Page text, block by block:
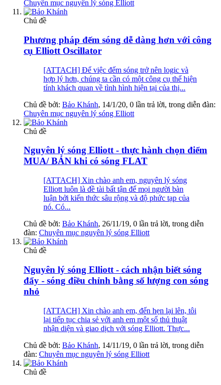
Chuyên mục nguyên lý sóng Elliott
Chủ đề
Phương pháp đếm sóng dễ dàng hơn với công
cụ Elliott Oscillator
[ATTACH] Để việc đếm sóng trở nên logic và
hợp lý hơn, chúng ta cần có một công cụ thể hiện
tính khách quan về tình hình hiện tại của thị...
Chủ đề bởi: Bảo Khánh, 14/1/20, 0 lần trả lời, trong diễn đàn:
Chuyên mục nguyên lý sóng Elliott
Chủ đề
Nguyên lý sóng Elliott - thực hành chọn điểm
MUA/ BÁN khi có sóng FLAT
[ATTACH] Xin chào anh em, nguyên lý sóng
Elliott luôn là đề tài bất tận để mọi người bàn
luận bởi kiến thức sâu rộng và độ phức tạp của
nó. Có...
Chủ đề bởi: Bảo Khánh, 26/11/19, 0 lần trả lời, trong diễn
đàn: Chuyên mục nguyên lý sóng Elliott
Chủ đề
Nguyên lý sóng Elliott - cách nhận biết sóng
đẩy - sóng điều chỉnh bằng số lượng con sóng
nhỏ
[ATTACH] Xin chào anh em, đến hẹn lại lên, tôi
lại tiếp tục chia sẻ với anh em một số thủ thuật
nhận diện và giao dịch với sóng Elliott. Thực...
Chủ đề bởi: Bảo Khánh, 14/11/19, 0 lần trả lời, trong diễn
đàn: Chuyên mục nguyên lý sóng Elliott
Chủ đề